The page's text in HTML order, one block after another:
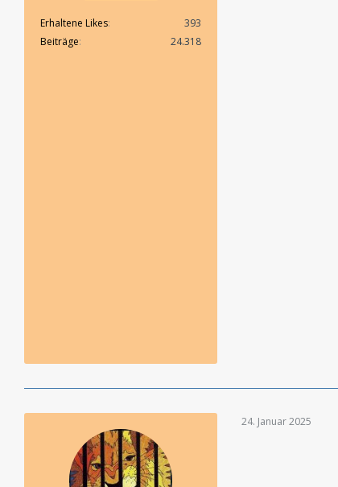
Erhaltene Likes
393
Beiträge
24.318
24. Januar 2025